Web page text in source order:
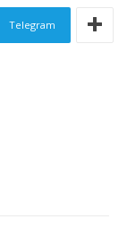
Telegram